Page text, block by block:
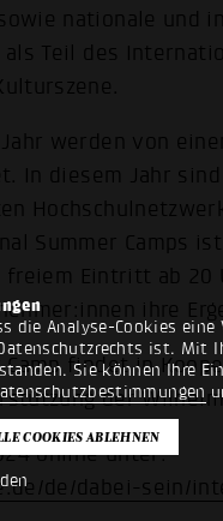
die Analyse-Cookies eine
ist. Mit
Sie können Ihre
nationale und
als Teil des
werden von
In diesem Jahr
Summer Camps
freiem Eintritt ab
ihre
findet in
der
online unter:
de/dabei-sein/